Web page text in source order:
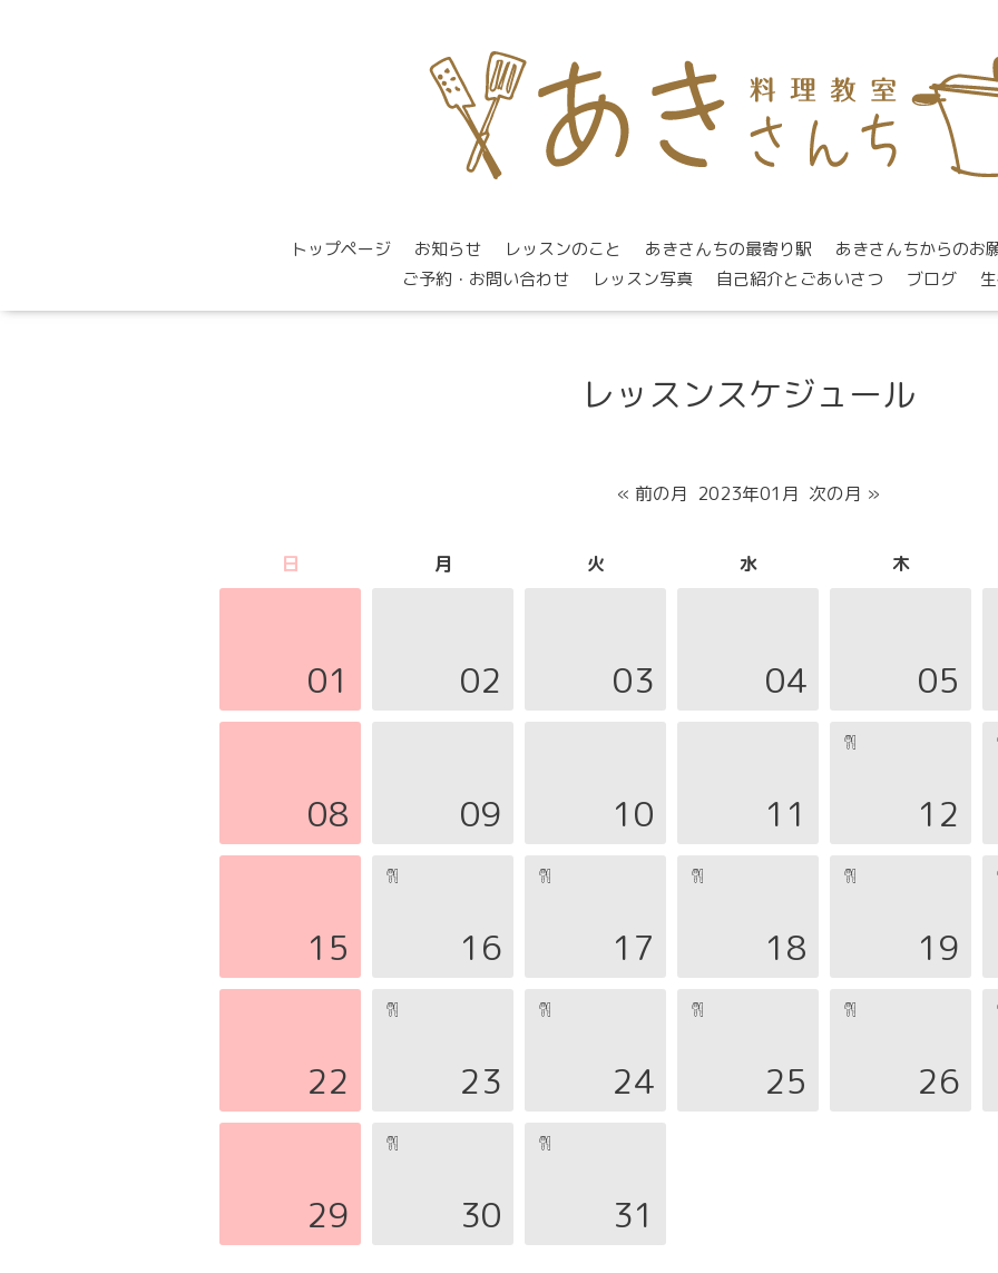
トップページ お知らせ レッスンのこと あきさんちの最寄り駅 あきさんちからのお
ご予約・お問い合わせ
レッスン写真 自己紹介とごあいさつ ブログ
レッスンスケジュール
« 前の月 2023年01月 次の月 »
日 月 火 水 木
01 02 03 04 05
08 09 10 11 12
15 16 17 18 19
22 23 24 25 26
29 30 31